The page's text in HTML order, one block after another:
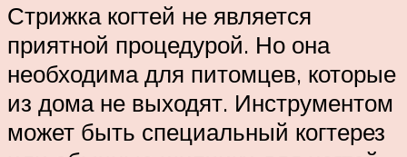
Стрижка когтей не является
приятной процедурой. Но она
необходима для питомцев, которые
из дома не выходят. Инструментом
может быть специальный когтерез